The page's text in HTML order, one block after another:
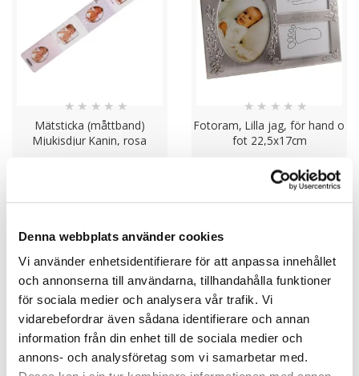
Denna webbplats använder cookies
Vi använder enhetsidentifierare för att anpassa innehållet
och annonserna till användarna, tillhandahålla funktioner
för sociala medier och analysera vår trafik. Vi
vidarebefordrar även sådana identifierare och annan
information från din enhet till de sociala medier och
annons- och analysföretag som vi samarbetar med.
Mätsticka (måttband)
Mjukisdjur Kanin, rosa
★ ★ ★ ★ ★
Fotoram, Lilla jag, för hand o
fot 22,5x17cm
★ ★ ★ ★ ★
429.00 kr
BEVAKA